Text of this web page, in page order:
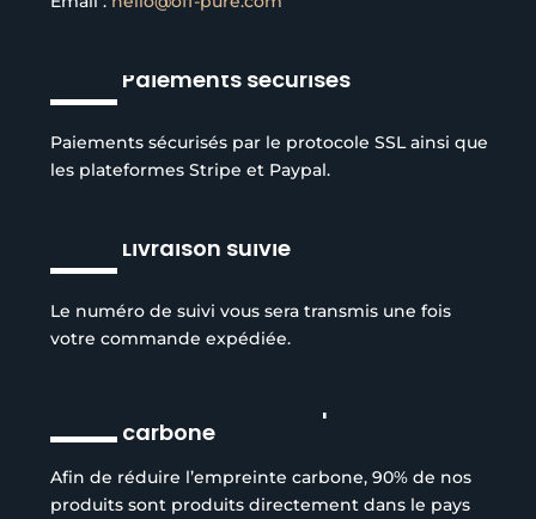
Paiements sécurisés
Paiements sécurisés par le protocole SSL ainsi que
les plateformes Stripe et Paypal.
Livraison suivie
Le numéro de suivi vous sera transmis une fois
votre commande expédiée.
carbone
Afin de réduire l’empreinte carbone, 90% de nos
produits sont produits directement dans le pays